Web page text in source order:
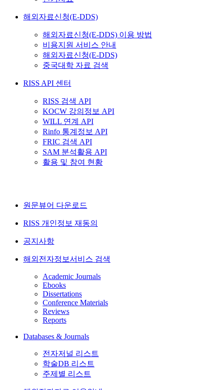
해외자료신청(E-DDS)
해외자료신청(E-DDS) 이용 방법
비용지원 서비스 안내
해외자료신청(E-DDS)
중국대학 자료 검색
RISS API 센터
RISS 검색 API
KOCW 강의정보 API
WILL 연계 API
Rinfo 통계정보 API
FRIC 검색 API
SAM 분석활용 API
활용 및 참여 현황
원문뷰어 다운로드
RISS 개인정보 재동의
공지사항
해외전자정보서비스 검색
Academic Journals
Ebooks
Dissertations
Conference Materials
Reviews
Reports
Databases & Journals
전자저널 리스트
학술DB 리스트
주제별 리스트